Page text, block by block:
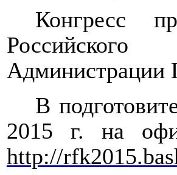
Конгресс
Администрации
В
2015 г. на
http://